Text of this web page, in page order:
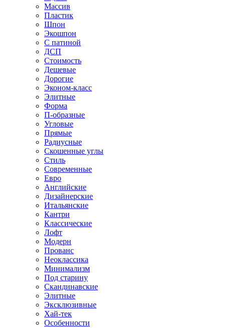
Массив
Пластик
Шпон
Экошпон
С патиной
ДСП
Стоимость
Дешевые
Дорогие
Эконом-класс
Элитные
Форма
П-образные
Угловые
Прямые
Радиусные
Скошенные углы
Стиль
Современные
Евро
Английские
Дизайнерские
Итальянские
Кантри
Классические
Лофт
Модерн
Прованс
Неоклассика
Минимализм
Под старину
Скандинавские
Элитные
Эксклюзивные
Хай-тек
Особенности